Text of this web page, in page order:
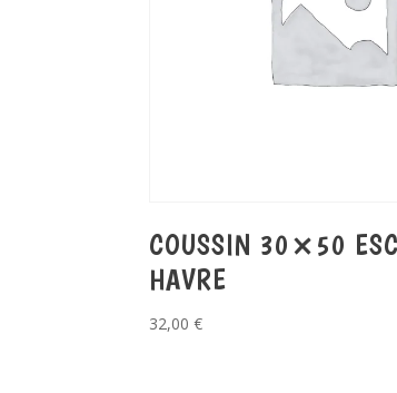
COUSSIN 30×50
HAVRE
32,00€